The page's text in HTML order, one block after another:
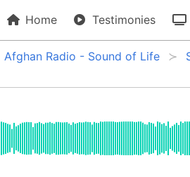
Home Testimonies
Afghan Radio - Sound of Life